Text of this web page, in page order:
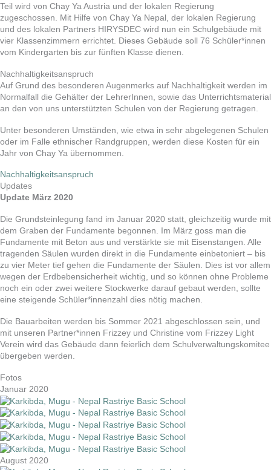
Teil wird von Chay Ya Austria und der lokalen Regierung
zugeschossen. Mit Hilfe von Chay Ya Nepal, der lokalen Regierung
und des lokalen Partners HIRYSDEC wird nun ein Schulgebäude mit
vier Klassenzimmern errichtet. Dieses Gebäude soll 76 Schüler*innen
vom Kindergarten bis zur fünften Klasse dienen.
Nachhaltigkeitsanspruch
Auf Grund des besonderen Augenmerks auf Nachhaltigkeit werden im
Normalfall die Gehälter der LehrerInnen, sowie das Unterrichtsmaterial
an den von uns unterstützten Schulen von der Regierung getragen.
Unter besonderen Umständen, wie etwa in sehr abgelegenen Schulen
oder im Falle ethnischer Randgruppen, werden diese Kosten für ein
Jahr von Chay Ya übernommen.
Nachhaltigkeitsanspruch
Updates
Update März 2020
Die Grundsteinlegung fand im Januar 2020 statt, gleichzeitig wurde mit
dem Graben der Fundamente begonnen. Im März goss man die
Fundamente mit Beton aus und verstärkte sie mit Eisenstangen. Alle
tragenden Säulen wurden direkt in die Fundamente einbetoniert – bis
zu vier Meter tief gehen die Fundamente der Säulen. Dies ist vor allem
wegen der Erdbebensicherheit wichtig, und so können ohne Probleme
noch ein oder zwei weitere Stockwerke darauf gebaut werden, sollte
eine steigende Schüler*innenzahl dies nötig machen.
Die Bauarbeiten werden bis Sommer 2021 abgeschlossen sein, und
mit unseren Partner*innen Frizzey und Christine vom Frizzey Light
Verein wird das Gebäude dann feierlich dem Schulverwaltungskomitee
übergeben werden.
Fotos
Januar 2020
August 2020